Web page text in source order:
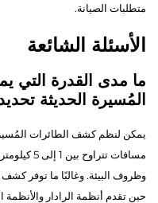
متطلبات الصيانة.
الأسئلة الشائعة
ما مدى القدرة التي
المُسيرة الحديثة
يمكن لنظم كشف الطائرات
مسافات
حين تقدم أنظمة الرادار